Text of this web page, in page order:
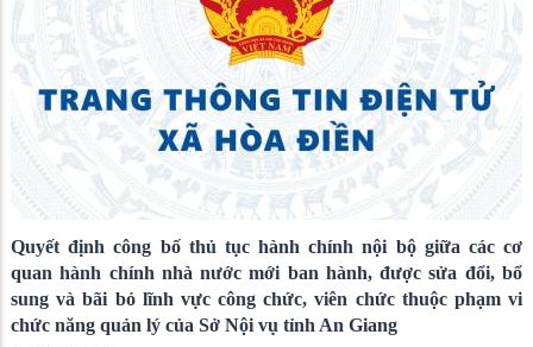
Quyết định công bố thủ tục hành chính nội bộ giữa các cơ
quan hành chính nhà nước mới ban hành, được sửa đổi, bổ
sung và bãi bỏ lĩnh vực công chức, viên chức thuộc phạm vi
chức năng quản lý của Sở Nội vụ tỉnh An Giang